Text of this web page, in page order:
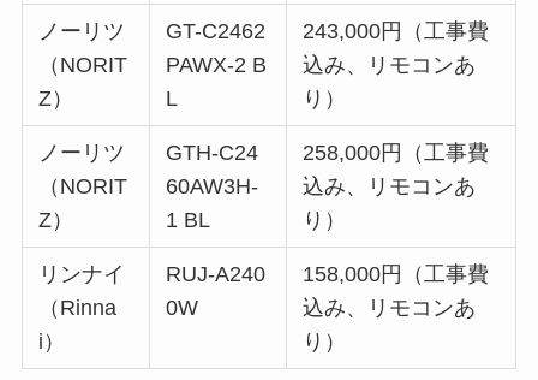
ノーリツ
（NORIT
Z）
GT-C2462
PAWX-2 B
L
243,000円（工事費
込み、リモコンあ
り）
ノーリツ
（NORIT
Z）
GTH-C24
60AW3H-
1 BL
258,000円（工事費
込み、リモコンあ
り）
リンナイ
（Rinna
i）
RUJ-A240
0W
158,000円（工事費
込み、リモコンあ
り）